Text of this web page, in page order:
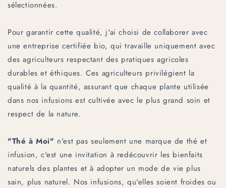
sélectionnées.
Pour garantir cette qualité, j'ai choisi de collaborer avec
une entreprise certifiée bio, qui travaille uniquement avec
des agriculteurs respectant des pratiques agricoles
durables et éthiques. Ces agriculteurs privilégient la
qualité à la quantité, assurant que chaque plante utilisée
dans nos infusions est cultivée avec le plus grand soin et
respect de la nature.
"Thé à Moi" n'est pas seulement une marque de thé et
infusion, c'est une invitation à redécouvrir les bienfaits
naturels des plantes et à adopter un mode de vie plus
sain, plus naturel. Nos infusions, qu'elles soient froides ou